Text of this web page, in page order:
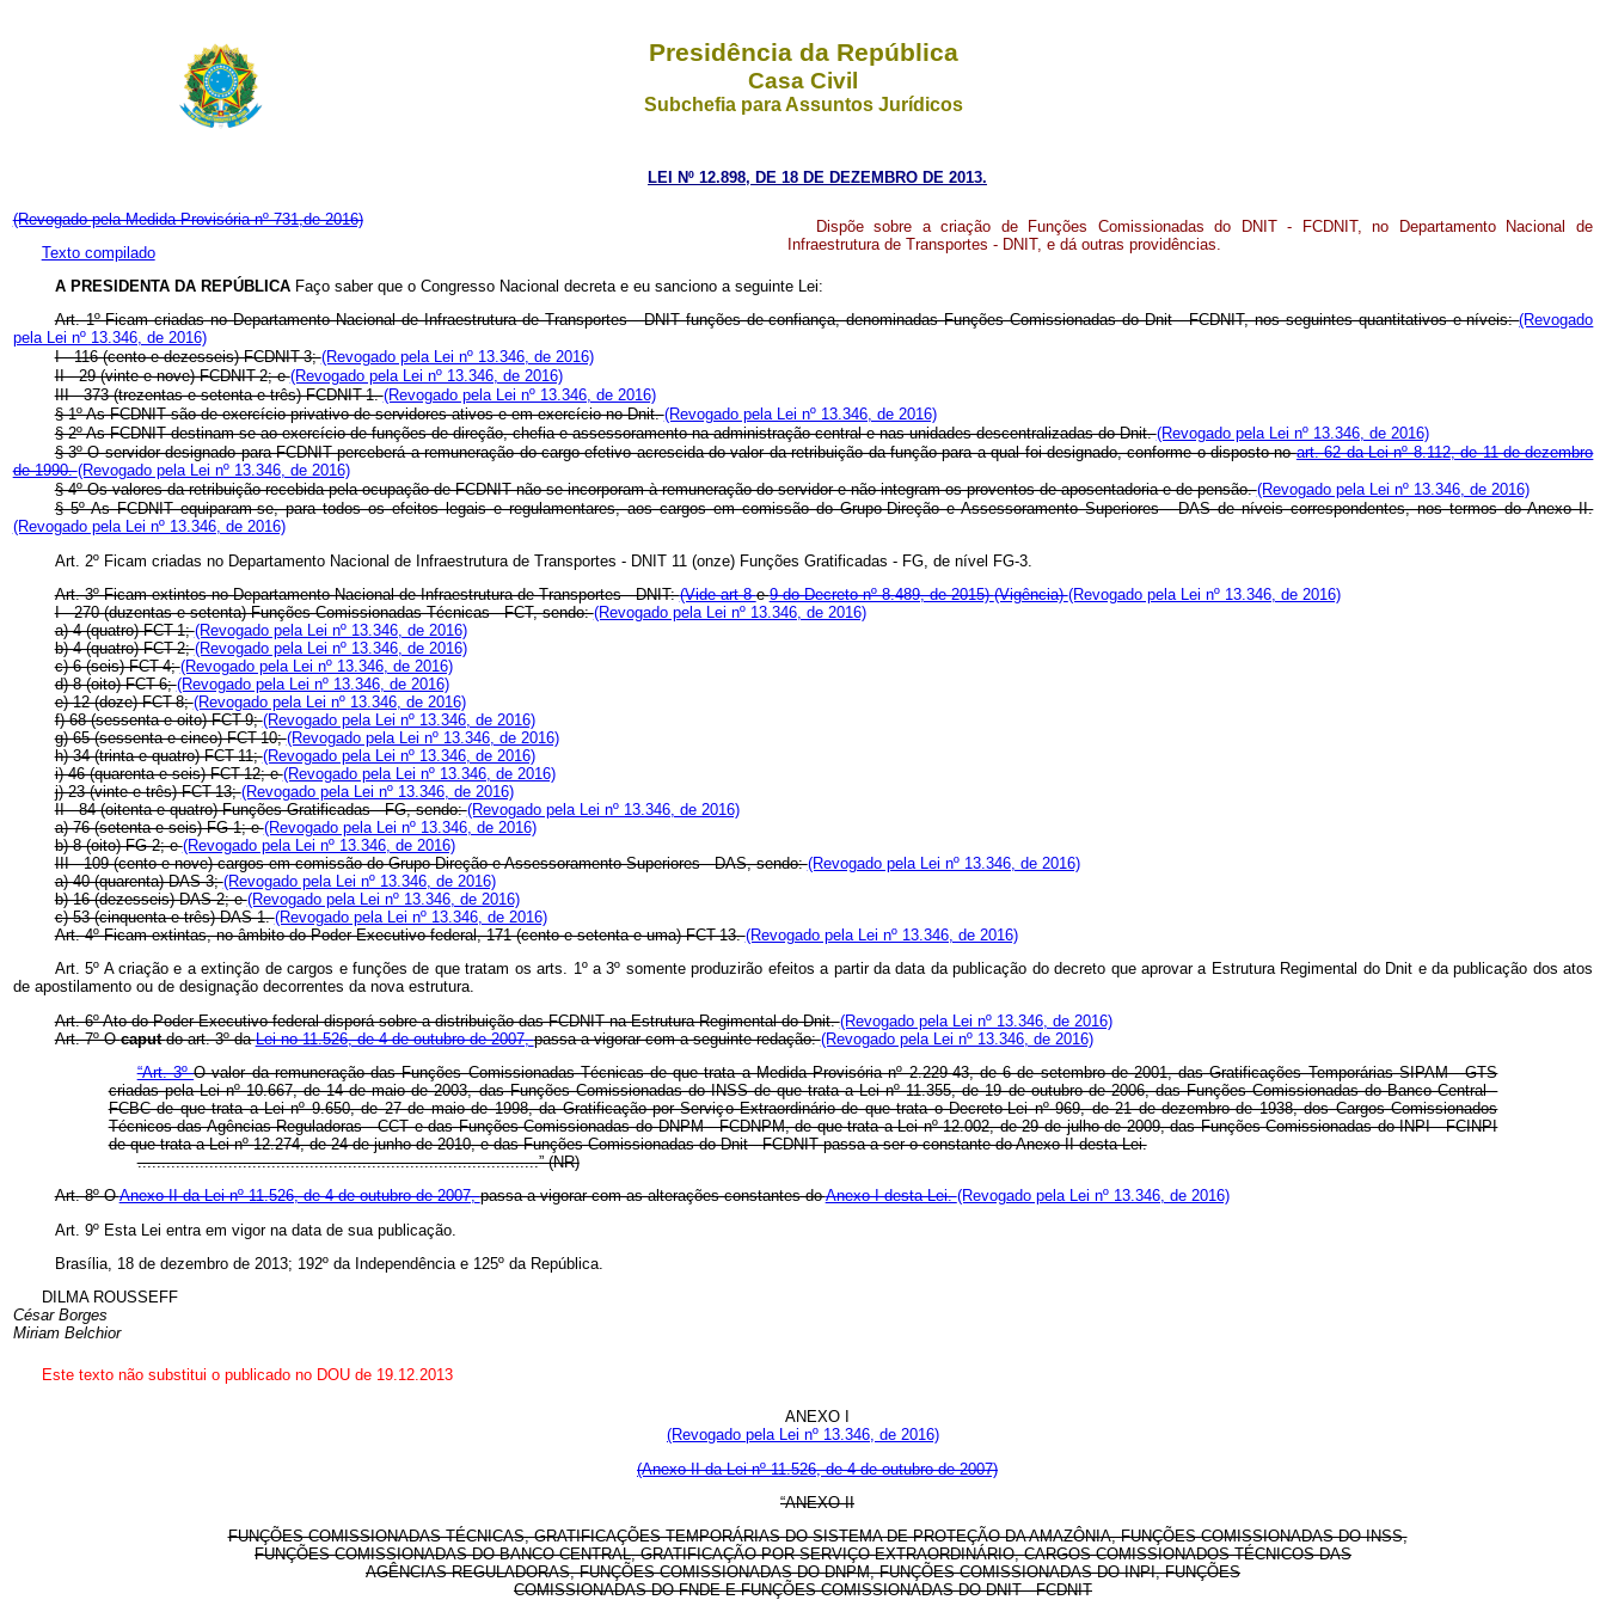
Presidência da República
Casa Civil
Subchefia para Assuntos Jurídicos
LEI Nº 12.898, DE 18 DE DEZEMBRO DE 2013.
(Revogado pela Medida Provisória nº 731,de 2016)
Texto compilado
Dispõe sobre a criação de Funções Comissionadas do DNIT - FCDNIT, no Departamento Nacional de
Infraestrutura de Transportes - DNIT, e dá outras providências.
A PRESIDENTA DA REPÚBLICA Faço saber que o Congresso Nacional decreta e eu sanciono a seguinte Lei:
Art. 1º Ficam criadas no Departamento Nacional de Infraestrutura de Transportes - DNIT funções de confiança, denominadas Funções Comissionadas do Dnit - FCDNIT, nos seguintes quantitativos e níveis:(Revogado
pela Lei nº 13.346, de 2016)
I - 116 (cento e dezesseis) FCDNIT-3;(Revogado pela Lei nº 13.346, de 2016)
II - 29 (vinte e nove) FCDNIT-2; e(Revogado pela Lei nº 13.346, de 2016)
III - 373 (trezentas e setenta e três) FCDNIT-1.(Revogado pela Lei nº 13.346, de 2016)
§ 1º As FCDNIT são de exercício privativo de servidores ativos e em exercício no Dnit.(Revogado pela Lei nº 13.346, de 2016)
§ 2º As FCDNIT destinam-se ao exercício de funções de direção, chefia e assessoramento na administração central e nas unidades descentralizadas do Dnit.(Revogado pela Lei nº 13.346, de 2016)
§ 3º O servidor designado para FCDNIT perceberá a remuneração do cargo efetivo acrescida do valor da retribuição da função para a qual foi designado, conforme o disposto noart. 62 da Lei nº 8.112, de 11 de dezembro
de 1990.(Revogado pela Lei nº 13.346, de 2016)
§ 4º Os valores da retribuição recebida pela ocupação de FCDNIT não se incorporam à remuneração do servidor e não integram os proventos de aposentadoria e de pensão.(Revogado pela Lei nº 13.346, de 2016)
§ 5º As FCDNIT equiparam-se, para todos os efeitos legais e regulamentares, aos cargos em comissão do Grupo-Direção e Assessoramento Superiores - DAS de níveis correspondentes, nos termos do Anexo II.
(Revogado pela Lei nº 13.346, de 2016)
Art. 2º Ficam criadas no Departamento Nacional de Infraestrutura de Transportes - DNIT 11 (onze) Funções Gratificadas - FG, de nível FG-3.
Art. 3º Ficam extintos no Departamento Nacional de Infraestrutura de Transportes - DNIT:(Vide art 8e9 do Decreto nº 8.489, de 2015)(Vigência)(Revogado pela Lei nº 13.346, de 2016)
I - 270 (duzentas e setenta) Funções Comissionadas Técnicas - FCT, sendo:(Revogado pela Lei nº 13.346, de 2016)
a) 4 (quatro) FCT-1;(Revogado pela Lei nº 13.346, de 2016)
b) 4 (quatro) FCT-2;(Revogado pela Lei nº 13.346, de 2016)
c) 6 (seis) FCT-4;(Revogado pela Lei nº 13.346, de 2016)
d) 8 (oito) FCT-6;(Revogado pela Lei nº 13.346, de 2016)
e) 12 (doze) FCT-8;(Revogado pela Lei nº 13.346, de 2016)
f) 68 (sessenta e oito) FCT-9;(Revogado pela Lei nº 13.346, de 2016)
g) 65 (sessenta e cinco) FCT-10;(Revogado pela Lei nº 13.346, de 2016)
h) 34 (trinta e quatro) FCT-11;(Revogado pela Lei nº 13.346, de 2016)
i) 46 (quarenta e seis) FCT-12; e(Revogado pela Lei nº 13.346, de 2016)
j) 23 (vinte e três) FCT-13;(Revogado pela Lei nº 13.346, de 2016)
II - 84 (oitenta e quatro) Funções Gratificadas - FG, sendo:(Revogado pela Lei nº 13.346, de 2016)
a) 76 (setenta e seis) FG-1; e(Revogado pela Lei nº 13.346, de 2016)
b) 8 (oito) FG-2; e(Revogado pela Lei nº 13.346, de 2016)
III - 109 (cento e nove) cargos em comissão do Grupo-Direção e Assessoramento Superiores - DAS, sendo:(Revogado pela Lei nº 13.346, de 2016)
a) 40 (quarenta) DAS-3;(Revogado pela Lei nº 13.346, de 2016)
b) 16 (dezesseis) DAS-2; e(Revogado pela Lei nº 13.346, de 2016)
c) 53 (cinquenta e três) DAS-1.(Revogado pela Lei nº 13.346, de 2016)
Art. 4º Ficam extintas, no âmbito do Poder Executivo federal, 171 (cento e setenta e uma) FCT-13.(Revogado pela Lei nº 13.346, de 2016)
Art. 5º A criação e a extinção de cargos e funções de que tratam os arts. 1º a 3º somente produzirão efeitos a partir da data da publicação do decreto que aprovar a Estrutura Regimental do Dnit e da publicação dos atos
de apostilamento ou de designação decorrentes da nova estrutura.
Art. 6º Ato do Poder Executivo federal disporá sobre a distribuição das FCDNIT na Estrutura Regimental do Dnit.(Revogado pela Lei nº 13.346, de 2016)
Art. 7º Ocaputdo art. 3º daLei no 11.526, de 4 de outubro de 2007,passa a vigorar com a seguinte redação:(Revogado pela Lei nº 13.346, de 2016)
“Art. 3ºO valor da remuneração das Funções Comissionadas Técnicas de que trata a Medida Provisória nº 2.229-43, de 6 de setembro de 2001, das Gratificações Temporárias SIPAM - GTS
criadas pela Lei nº 10.667, de 14 de maio de 2003, das Funções Comissionadas do INSS de que trata a Lei nº 11.355, de 19 de outubro de 2006, das Funções Comissionadas do Banco Central -
FCBC de que trata a Lei nº 9.650, de 27 de maio de 1998, da Gratificação por Serviço Extraordinário de que trata o Decreto-Lei nº 969, de 21 de dezembro de 1938, dos Cargos Comissionados
Técnicos das Agências Reguladoras - CCT e das Funções Comissionadas do DNPM - FCDNPM, de que trata a Lei nº 12.002, de 29 de julho de 2009, das Funções Comissionadas do INPI - FCINPI
de que trata a Lei nº 12.274, de 24 de junho de 2010, e das Funções Comissionadas do Dnit - FCDNIT passa a ser o constante do Anexo II desta Lei.
....................................................................................” (NR)
Art. 8º OAnexo II da Lei nº 11.526, de 4 de outubro de 2007,passa a vigorar com as alterações constantes doAnexo I desta Lei.(Revogado pela Lei nº 13.346, de 2016)
Art. 9º Esta Lei entra em vigor na data de sua publicação.
Brasília, 18 de dezembro de 2013; 192º da Independência e 125º da República.
DILMA ROUSSEFF
César Borges
Miriam Belchior
Este texto não substitui o publicado no DOU de 19.12.2013
ANEXO I
(Revogado pela Lei nº 13.346, de 2016)
(Anexo II da Lei nº 11.526, de 4 de outubro de 2007)
“ANEXO II
FUNÇÕES COMISSIONADAS TÉCNICAS, GRATIFICAÇÕES TEMPORÁRIAS DO SISTEMA DE PROTEÇÃO DA AMAZÔNIA, FUNÇÕES COMISSIONADAS DO INSS,
FUNÇÕES COMISSIONADAS DO BANCO CENTRAL, GRATIFICAÇÃO POR SERVIÇO EXTRAORDINÁRIO, CARGOS COMISSIONADOS TÉCNICOS DAS
AGÊNCIAS REGULADORAS, FUNÇÕES COMISSIONADAS DO DNPM, FUNÇÕES COMISSIONADAS DO INPI, FUNÇÕES
COMISSIONADAS DO FNDE E FUNÇÕES COMISSIONADAS DO DNIT - FCDNIT